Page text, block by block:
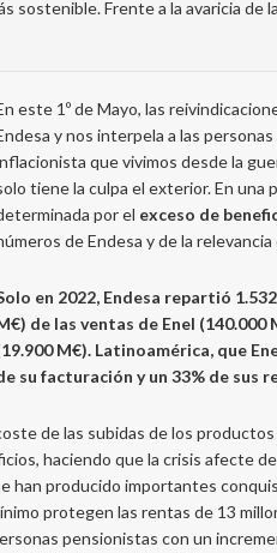
sostenible. Frente a la avaricia de
este 1º de Mayo, las
y nos interpela a las
que vivimos desde la
tiene la culpa el exterior. En
por el exceso de
de Endesa y de la
en 2022, Endesa repartió
de las ventas de Enel
M€). Latinoamérica, que
su facturación y un 33% de sus
de las subidas de los
haciendo que la crisis afecte
han producido importantes
protegen las rentas de 13
pensionistas con un